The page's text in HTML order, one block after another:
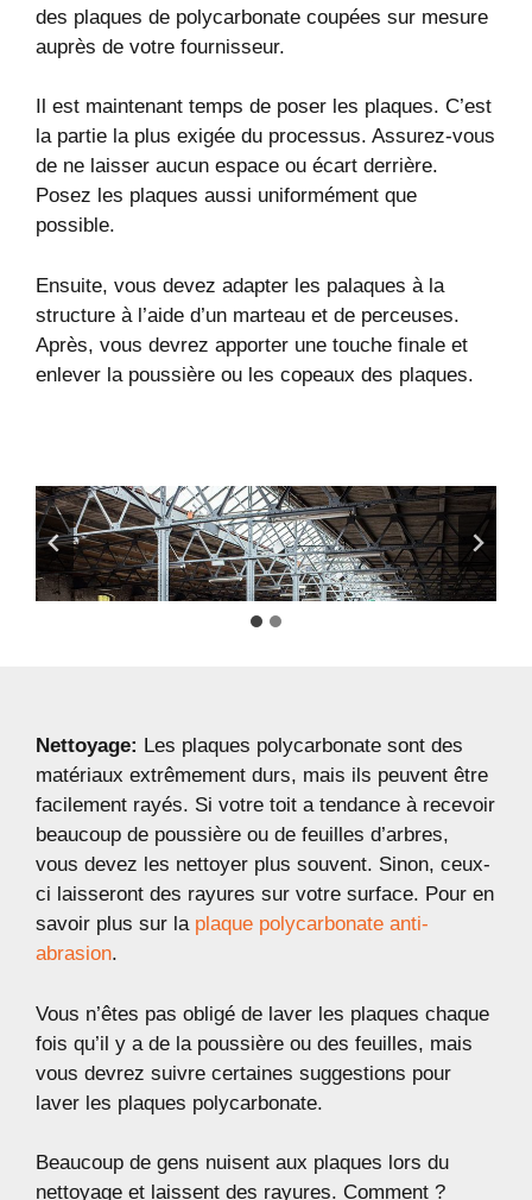
des plaques de polycarbonate coupées sur mesure
auprès de votre fournisseur.
Il est maintenant temps de poser les plaques. C’est
la partie la plus exigée du processus. Assurez-vous
de ne laisser aucun espace ou écart derrière.
Posez les plaques aussi uniformément que
possible.
Ensuite, vous devez adapter les palaques à la
structure à l’aide d’un marteau et de perceuses.
Après, vous devrez apporter une touche finale et
enlever la poussière ou les copeaux des plaques.
Nettoyage: Les plaques polycarbonate sont des
matériaux extrêmement durs, mais ils peuvent être
facilement rayés. Si votre toit a tendance à recevoir
beaucoup de poussière ou de feuilles d’arbres,
vous devez les nettoyer plus souvent. Sinon, ceux-
ci laisseront des rayures sur votre surface. Pour en
savoir plus sur la plaque polycarbonate anti-
abrasion.
Vous n’êtes pas obligé de laver les plaques chaque
fois qu’il y a de la poussière ou des feuilles, mais
vous devrez suivre certaines suggestions pour
laver les plaques polycarbonate.
Beaucoup de gens nuisent aux plaques lors du
nettoyage et laissent des rayures. Comment ?